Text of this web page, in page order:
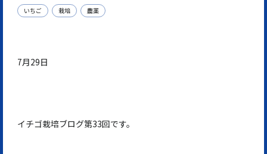
いちご 栽培 農薬
7月29日
イチゴ栽培ブログ第33回です。